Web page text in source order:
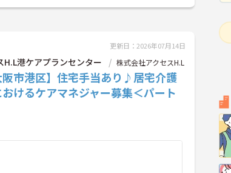
更新日：2026年07月14日
H.L港ケアプランセンター 株式会社アクセスH.L
阪市港区】住宅手当あり♪居宅介護
けるケアマネジャー募集＜パート